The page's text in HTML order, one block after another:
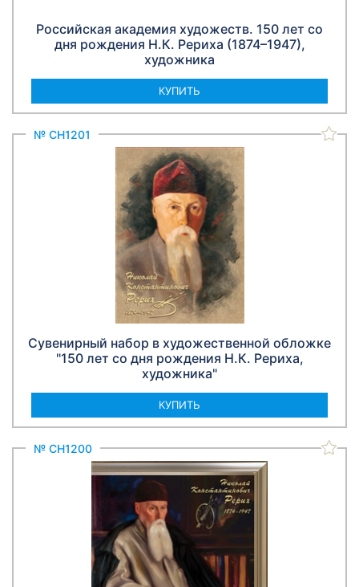
Российская академия художеств. 150 лет со
дня рождения Н.К. Рериха (1874–1947),
художника
КУПИТЬ
№ СН1201
Сувенирный набор в художественной обложке
"150 лет со дня рождения Н.К. Рериха,
художника"
КУПИТЬ
№ СН1200